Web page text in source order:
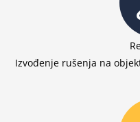
Izvođenje rušenja na